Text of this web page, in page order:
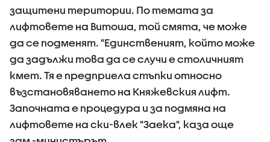
защитени територии. По темата за
лифтовете на Витоша, той смята, че може
да се подменят. "Единственият, който може
да задължи това да се случи е столичният
кмет. Тя е предприела стъпки относно
възстановяването на Княжевския лифт.
Започната е процедура и за подмяна на
лифтовете на ски-влек "Заека", каза още